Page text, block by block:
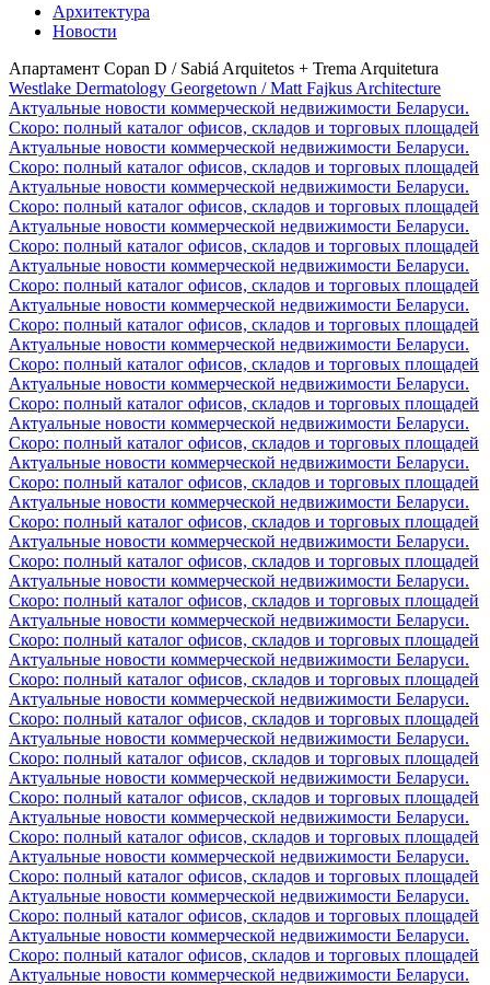
Архитектура
Новости
Апартамент Copan D / Sabiá Arquitetos + Trema Arquitetura
Westlake Dermatology Georgetown / Matt Fajkus Architecture
Актуальные новости коммерческой недвижимости Беларуси.
Скоро: полный каталог офисов, складов и торговых площадей
Актуальные новости коммерческой недвижимости Беларуси.
Скоро: полный каталог офисов, складов и торговых площадей
Актуальные новости коммерческой недвижимости Беларуси.
Скоро: полный каталог офисов, складов и торговых площадей
Актуальные новости коммерческой недвижимости Беларуси.
Скоро: полный каталог офисов, складов и торговых площадей
Актуальные новости коммерческой недвижимости Беларуси.
Скоро: полный каталог офисов, складов и торговых площадей
Актуальные новости коммерческой недвижимости Беларуси.
Скоро: полный каталог офисов, складов и торговых площадей
Актуальные новости коммерческой недвижимости Беларуси.
Скоро: полный каталог офисов, складов и торговых площадей
Актуальные новости коммерческой недвижимости Беларуси.
Скоро: полный каталог офисов, складов и торговых площадей
Актуальные новости коммерческой недвижимости Беларуси.
Скоро: полный каталог офисов, складов и торговых площадей
Актуальные новости коммерческой недвижимости Беларуси.
Скоро: полный каталог офисов, складов и торговых площадей
Актуальные новости коммерческой недвижимости Беларуси.
Скоро: полный каталог офисов, складов и торговых площадей
Актуальные новости коммерческой недвижимости Беларуси.
Скоро: полный каталог офисов, складов и торговых площадей
Актуальные новости коммерческой недвижимости Беларуси.
Скоро: полный каталог офисов, складов и торговых площадей
Актуальные новости коммерческой недвижимости Беларуси.
Скоро: полный каталог офисов, складов и торговых площадей
Актуальные новости коммерческой недвижимости Беларуси.
Скоро: полный каталог офисов, складов и торговых площадей
Актуальные новости коммерческой недвижимости Беларуси.
Скоро: полный каталог офисов, складов и торговых площадей
Актуальные новости коммерческой недвижимости Беларуси.
Скоро: полный каталог офисов, складов и торговых площадей
Актуальные новости коммерческой недвижимости Беларуси.
Скоро: полный каталог офисов, складов и торговых площадей
Актуальные новости коммерческой недвижимости Беларуси.
Скоро: полный каталог офисов, складов и торговых площадей
Актуальные новости коммерческой недвижимости Беларуси.
Скоро: полный каталог офисов, складов и торговых площадей
Актуальные новости коммерческой недвижимости Беларуси.
Скоро: полный каталог офисов, складов и торговых площадей
Актуальные новости коммерческой недвижимости Беларуси.
Скоро: полный каталог офисов, складов и торговых площадей
Актуальные новости коммерческой недвижимости Беларуси.